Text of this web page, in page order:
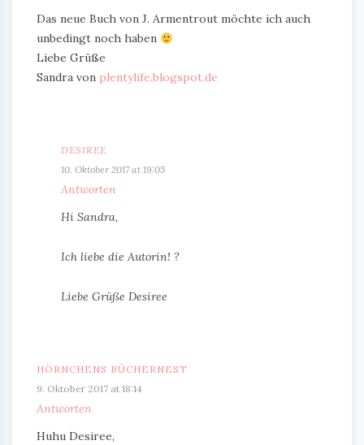
Das neue Buch von J. Armentrout möchte ich auch
unbedingt noch haben
Liebe Grüße
Sandra von plentylife.blogspot.de
DESIREE
10. Oktober 2017 at 19:05
Antworten
Hi Sandra,
Ich liebe die Autorin! ?
Liebe Grüße Desiree
HÖRNCHENS BÜCHERNEST
9. Oktober 2017 at 18:14
Antworten
Huhu Desiree,